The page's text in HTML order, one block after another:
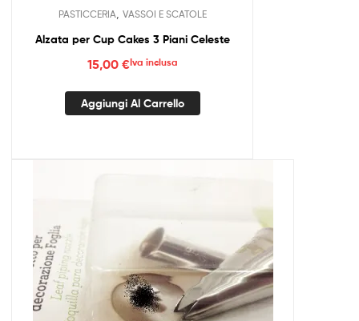
PASTICCERIA, VASSOI E SCATOLE
Alzata per Cup Cakes 3 Piani Celeste
15,00 €Iva inclusa
Aggiungi Al Carrello